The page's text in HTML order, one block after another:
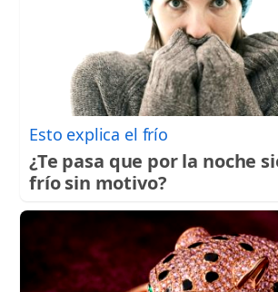
Esto explica el frío
¿Te pasa que por la noche
frío sin motivo?